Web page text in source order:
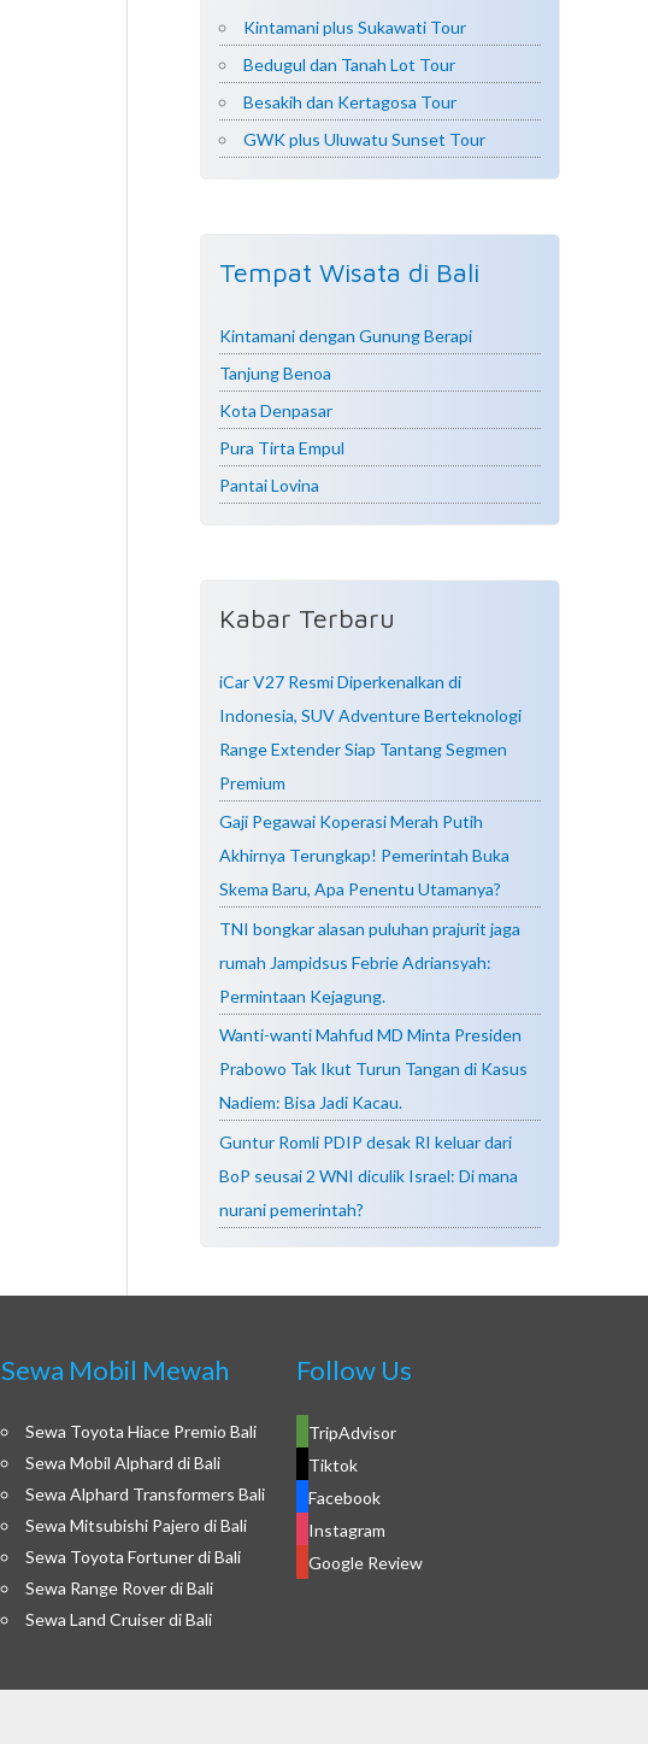
Kintamani plus Sukawati Tour
Bedugul dan Tanah Lot Tour
Besakih dan Kertagosa Tour
GWK plus Uluwatu Sunset Tour
Tempat Wisata di Bali
Kintamani dengan Gunung Berapi
Tanjung Benoa
Kota Denpasar
Pura Tirta Empul
Pantai Lovina
Kabar Terbaru
iCar V27 Resmi Diperkenalkan di
Indonesia, SUV Adventure Berteknologi
Range Extender Siap Tantang Segmen
Premium
Gaji Pegawai Koperasi Merah Putih
Akhirnya Terungkap! Pemerintah Buka
Skema Baru, Apa Penentu Utamanya?
TNI bongkar alasan puluhan prajurit jaga
rumah Jampidsus Febrie Adriansyah:
Permintaan Kejagung.
Wanti-wanti Mahfud MD Minta Presiden
Prabowo Tak Ikut Turun Tangan di Kasus
Nadiem: Bisa Jadi Kacau.
Guntur Romli PDIP desak RI keluar dari
BoP seusai 2 WNI diculik Israel: Di mana
nurani pemerintah?
Sewa Mobil Mewah
Sewa Toyota Hiace Premio Bali
Sewa Mobil Alphard di Bali
Sewa Alphard Transformers Bali
Sewa Mitsubishi Pajero di Bali
Sewa Toyota Fortuner di Bali
Sewa Range Rover di Bali
Sewa Land Cruiser di Bali
Follow Us
TripAdvisor
Tiktok
Facebook
Instagram
Google Review